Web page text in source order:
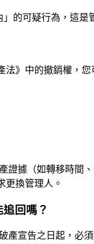
的可疑行為，這是
》中的撤銷權，
證據（如轉移時間
更換管理人。
回嗎？
產宣告之日起，